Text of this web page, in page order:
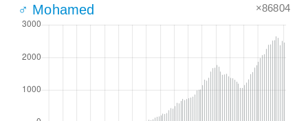
♂ Mohamed ×86804